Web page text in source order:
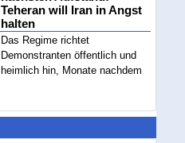
Teheran will Iran in Angst
halten
Das Regime richtet
Demonstranten öffentlich und
heimlich hin, Monate nachdem